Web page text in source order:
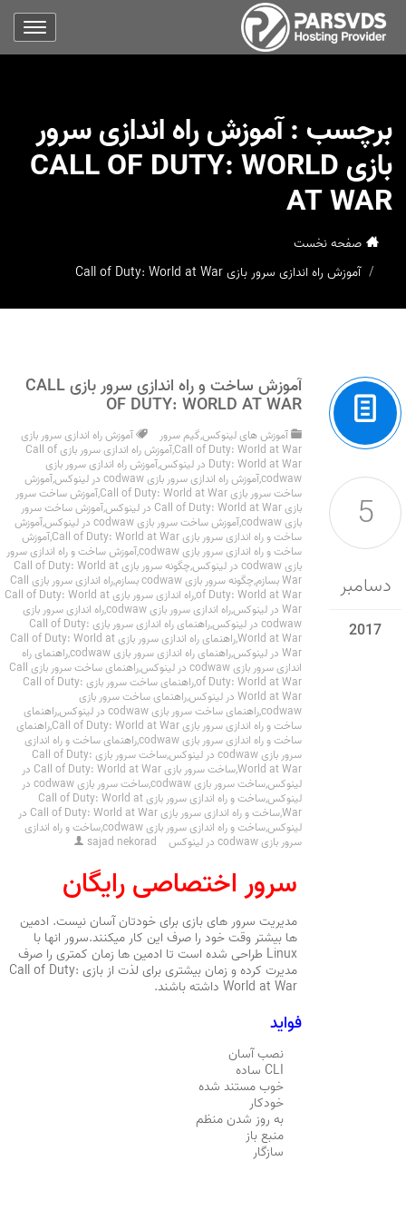
برچسب :آموزش راه اندازی سرور
بازی CALL OF DUTY: WORLD
AT WAR
صفحه نخست
آموزش راه اندازی سرور بازی Call of Duty: World at War
5
دسامبر
2017
آموزش ساخت و راه اندازی سرور بازی CALL
OF DUTY: WORLD AT WAR
آموزش های لینوکس,گیم سرور
آموزش راه اندازی سرور بازی
Call of Duty: World at War
,
آموزش راه اندازی سرور بازی Call of
Duty: World at War در لینوکس
,آموزش راه اندازی سرور بازی
codwaw
,آموزش راه اندازی سرور بازی codwaw در لینوکس ,آموزش
ساخت سرور بازی Call of Duty: World at War
,آموزش ساخت سرور
بازی Call of Duty: World at War در لینوکس
,آموزش ساخت سرور
بازی codwaw
,آموزش ساخت سرور بازی codwaw در لینوکس ,آموزش
ساخت و راه اندازی سرور بازی Call of Duty: World at War
,آموزش
ساخت و راه اندازی سرور بازی codwaw
,آموزش ساخت و راه اندازی سرور
بازی codwaw در لینوکس
,
چگونه سرور بازی Call of Duty: World at
War بسازم
,چگونه سرور بازی codwaw بسازم ,
راه اندازی سرور بازی Call
of Duty: World at War
,
راه اندازی سرور بازی Call of Duty: World at
War در لینوکس
,راه اندازی سرور بازی codwaw ,راه اندازی سرور بازی
codwaw در لینوکس
,
راهنمای راه اندازی سرور بازی Call of Duty:
World at War
,
راهنمای راه اندازی سرور بازی Call of Duty: World at
War در لینوکس
,راهنمای راه اندازی سرور بازی codwaw ,راهنمای راه
اندازی سرور بازی codwaw در لینوکس
,
راهنمای ساخت سرور بازی Call
of Duty: World at War
,
راهنمای ساخت سرور بازی Call of Duty:
World at War در لینوکس
,راهنمای ساخت سرور بازی
codwaw
,راهنمای ساخت سرور بازی codwaw در لینوکس ,راهنمای
ساخت و راه اندازی سرور بازی Call of Duty: World at War
,راهنمای
ساخت و راه اندازی سرور بازی codwaw
,راهنمای ساخت و راه اندازی
سرور بازی codwaw در لینوکس
,
ساخت سرور بازی Call of Duty:
World at War
,
ساخت سرور بازی Call of Duty: World at War در
لینوکس,ساخت سرور بازی codwaw ,
ساخت سرور بازی codwaw در
لینوکس,
ساخت و راه اندازی سرور بازی Call of Duty: World at
War
,
ساخت و راه اندازی سرور بازی Call of Duty: World at War در
لینوکس,ساخت و راه اندازی سرور بازی codwaw ,ساخت و راه اندازی
سرور بازی codwaw در لینوکس
sajad nekorad
سرور اختصاصی رایگان
مدیریت سرور های بازی برای خودتان آسان نیست. ادمین
ها بیشتر وقت خود را صرف این کار میکنند.سرور انها با
Linux طراحی شده است تا ادمین ها زمان کمتری را صرف
مدیرت کرده و زمان بیشتری برای لذت از بازی Call of Duty:
World at War داشته باشند.
فواید
نصب آسان
CLI ساده
خوب مستند شده
خودکار
به روز شدن منظم
منبع باز
سازگار